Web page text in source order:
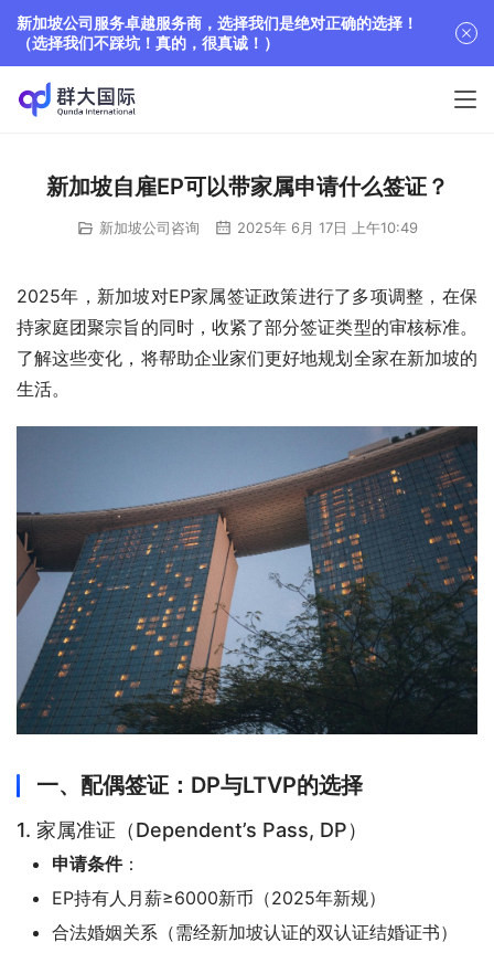
新加坡自雇EP可以带家属申请什么签证？
新加坡公司咨询 2025年 6月 17日 上午10:49
2025年，新加坡对EP家属签证政策进行了多项调整，在保
持家庭团聚宗旨的同时，收紧了部分签证类型的审核标准。
了解这些变化，将帮助企业家们更好地规划全家在新加坡的
生活。
一、配偶签证：DP与LTVP的选择
1. 家属准证（Dependent’s Pass, DP）
申请条件：
EP持有人月薪≥6000新币（2025年新规）
合法婚姻关系（需经新加坡认证的双认证结婚证书）
新加坡公司服务卓越服务商，选择我们是绝对正确的选择！
（选择我们不踩坑！真的，很真诚！）